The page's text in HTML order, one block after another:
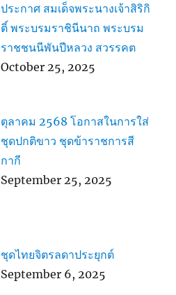
ประกาศ สมเด็จพระนางเจ้าสิริกิ
ติ์ พระบรมราชินีนาถ พระบรม
ราชชนนีพันปีหลวง สวรรคต
October 25, 2025
ตุลาคม 2568 โอกาสในการใส่
ชุดปกติขาว ชุดข้าราชการสี
กากี
September 25, 2025
ชุดไทยจิตรลดาประยุกต์
September 6, 2025